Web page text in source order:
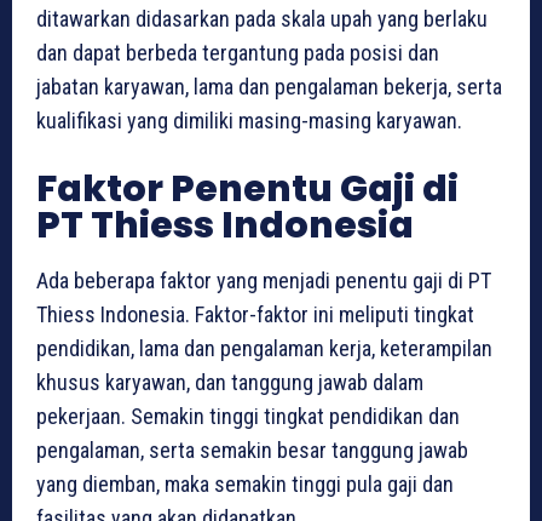
ditawarkan didasarkan pada skala upah yang berlaku
dan dapat berbeda tergantung pada posisi dan
jabatan karyawan, lama dan pengalaman bekerja, serta
kualifikasi yang dimiliki masing-masing karyawan.
Faktor Penentu Gaji di
PT Thiess Indonesia
Ada beberapa faktor yang menjadi penentu gaji di PT
Thiess Indonesia. Faktor-faktor ini meliputi tingkat
pendidikan, lama dan pengalaman kerja, keterampilan
khusus karyawan, dan tanggung jawab dalam
pekerjaan. Semakin tinggi tingkat pendidikan dan
pengalaman, serta semakin besar tanggung jawab
yang diemban, maka semakin tinggi pula gaji dan